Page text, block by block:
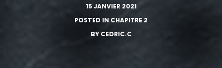
15 JANVIER 2021
POSTED INCHAPITRE 2
BYCEDRIC.C